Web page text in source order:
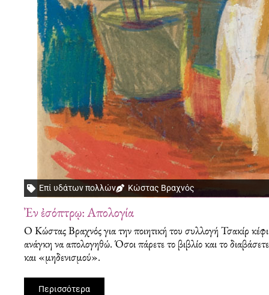
Επί υδάτων πολλών Κώστας Βραχνός
Ἐν ἐσόπτρῳ: Απολογία
Ο Κώστας Βραχνός για την ποιητική του συλλογή Τσακίρ
ανάγκη να απολογηθώ. Όσοι πάρετε το βιβλίο και το
και «μηδενισμού».
Περισσότερα